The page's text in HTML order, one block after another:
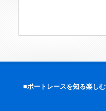
■ボートレースを知る楽しむ